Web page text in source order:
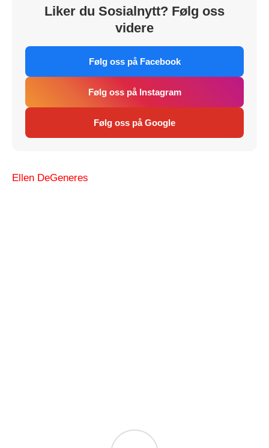
Liker du Sosialnytt? Følg oss
videre
Følg oss på Facebook
Følg oss på Instagram
Følg oss på Google
Ellen DeGeneres